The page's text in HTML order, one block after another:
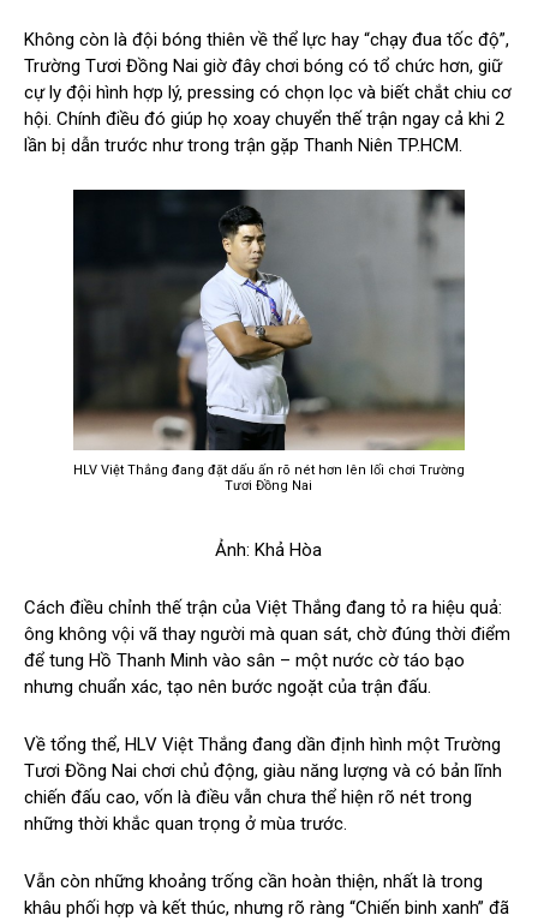
Không còn là đội bóng thiên về thể lực hay “chạy đua tốc độ”,
Trường Tươi Đồng Nai giờ đây chơi bóng có tổ chức hơn, giữ
cự ly đội hình hợp lý, pressing có chọn lọc và biết chắt chiu cơ
hội. Chính điều đó giúp họ xoay chuyển thế trận ngay cả khi 2
lần bị dẫn trước như trong trận gặp Thanh Niên TP.HCM.
HLV Việt Thắng đang đặt dấu ấn rõ nét hơn lên lối chơi Trường
Tươi Đồng Nai
Ảnh: Khả Hòa
Cách điều chỉnh thế trận của Việt Thắng đang tỏ ra hiệu quả:
ông không vội vã thay người mà quan sát, chờ đúng thời điểm
để tung Hồ Thanh Minh vào sân – một nước cờ táo bạo
nhưng chuẩn xác, tạo nên bước ngoặt của trận đấu.
Về tổng thể, HLV Việt Thắng đang dần định hình một Trường
Tươi Đồng Nai chơi chủ động, giàu năng lượng và có bản lĩnh
chiến đấu cao, vốn là điều vẫn chưa thể hiện rõ nét trong
những thời khắc quan trọng ở mùa trước.
Vẫn còn những khoảng trống cần hoàn thiện, nhất là trong
khâu phối hợp và kết thúc, nhưng rõ ràng “Chiến binh xanh” đã